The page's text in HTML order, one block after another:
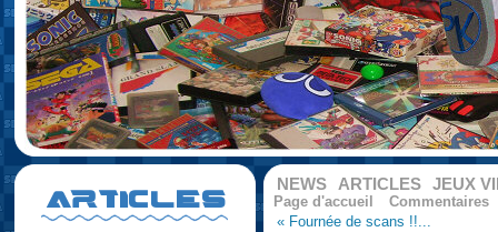
NEWS ARTICLES JEUX
Page d'accueil
Commentaires
« Fournée de scans !!...
ARTICLES